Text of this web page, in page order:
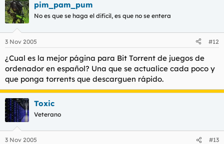
pim_pam_pum
No es que se haga el dificil, es que no se entera
3 Nov 2005 #12
¿Cual es la mejor página para Bit Torrent de juegos de
ordenador en español? Una que se actualice cada poco y
que ponga torrents que descarguen rápido.
Toxic
Veterano
3 Nov 2005 #13